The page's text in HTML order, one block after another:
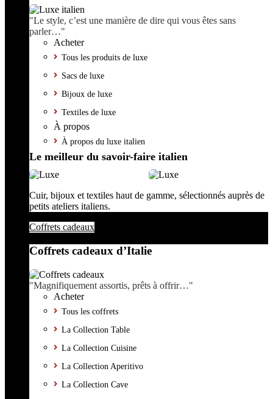
"Le style, c’est une manière de dire qui vous êtes sans
parler…"
Acheter
Tous les produits de luxe
Sacs de luxe
Bijoux de luxe
Textiles de luxe
À propos
À propos du luxe italien
Le meilleur du savoir-faire italien
Cuir, bijoux et textiles haut de gamme, sélectionnés auprès de
petits ateliers italiens.
Coffrets cadeaux
Coffrets cadeaux d’Italie
"Magnifiquement assortis, prêts à offrir…"
Acheter
Tous les coffrets
La Collection Table
La Collection Cuisine
La Collection Aperitivo
La Collection Cave